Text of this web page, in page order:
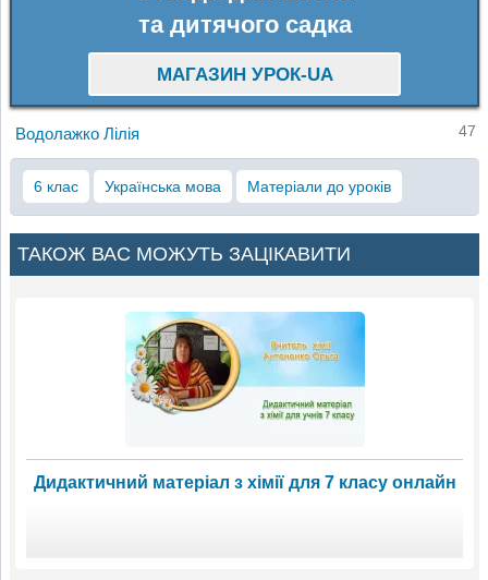
та дитячого садка
МАГАЗИН УРОК-UA
Водолажко Лілія 47
6 клас Українська мова Матеріали до уроків
ТАКОЖ ВАС МОЖУТЬ ЗАЦІКАВИТИ
Дидактичний матеріал з хімії для 7 класу онлайн